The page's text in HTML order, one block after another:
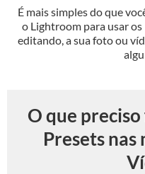
É mais simples do que
o Lightroom para usar
editando, a sua foto ou
O que
Presets nas